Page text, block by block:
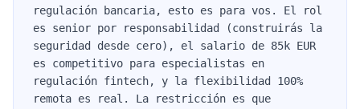
regulación bancaria, esto es para vos. El rol
es senior por responsabilidad (construirás la
seguridad desde cero), el salario de 85k EUR
es competitivo para especialistas en
regulación fintech, y la flexibilidad 100%
remota es real. La restricción es que